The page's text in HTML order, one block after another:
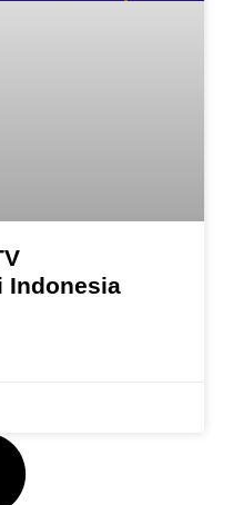
Indonesia